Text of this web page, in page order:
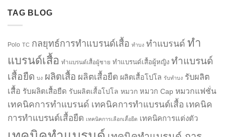
TAG BLOG
Polo TC กลยุทธ์การทำแบรนด์เสื้อ ทำบง ทำแบรนด์ ทำ
แบรนด์เสื้อ ทำแบรนด์เสื้อผู้ชาย ทำแบรนด์เสื้อผู้หญิง ทำแบรนด์
เสื้อยืด บง ผลิตเสื้อ ผลิตเสื้อยืด ผลิตเสื้อโปโล รับทำบง รับผลิต
เสื้อ รับผลิตเสื้อยืด รับผลิตเสื้อโปโล หมวก หมวก Cap หมวกแฟชั่น
เทคนิคการทำแบรนด์ เทคนิคการทำแบรนด์เสื้อ เทคนิค
การทำแบรนด์เสื้อยืด เทคนิคการเลือกเสื้อยืด เทคนิคการแต่งตัว